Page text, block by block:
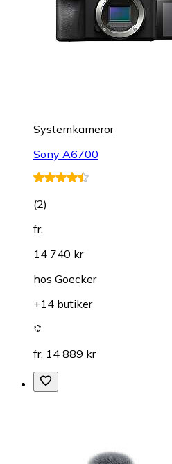
Systemkameror
Sony A6700
(2)
fr.
14 740 kr
hos Goecker
+14 butiker
fr. 14 889 kr